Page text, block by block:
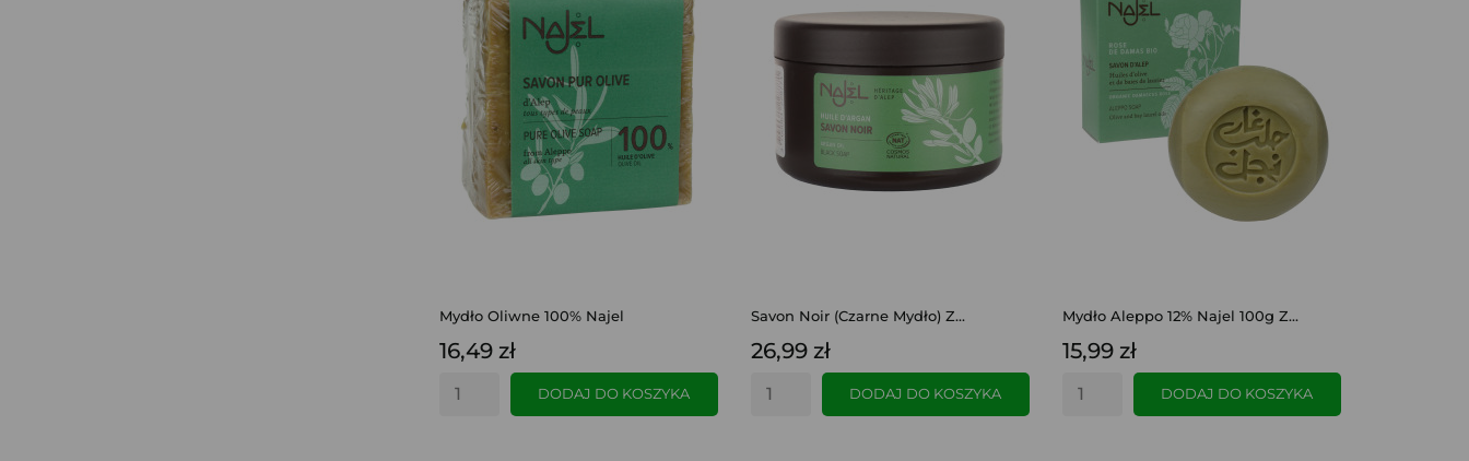
Mydło Oliwne 100% Najel
16,49 zł
DODAJ DO KOSZYKA
Savon Noir (czarne Mydło) Z...
26,99 zł
DODAJ DO KOSZYKA
Mydło Aleppo 12% Najel 100g Z...
15,99 zł
DODAJ DO KOSZYKA
SZYBKI PODGLĄD SZYBKI PODGLĄD SZYBKI PODGLĄD